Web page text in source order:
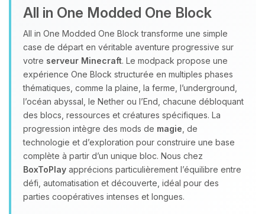
All in One Modded One Block
All in One Modded One Block transforme une simple
case de départ en véritable aventure progressive sur
votre serveur Minecraft. Le modpack propose une
expérience One Block structurée en multiples phases
thématiques, comme la plaine, la ferme, l’underground,
l’océan abyssal, le Nether ou l’End, chacune débloquant
des blocs, ressources et créatures spécifiques. La
progression intègre des mods de magie , de
technologie et d’exploration pour construire une base
complète à partir d’un unique bloc. Nous chez
BoxToPlay apprécions particulièrement l’équilibre entre
défi, automatisation et découverte, idéal pour des
parties coopératives intenses et longues.
07/08/2026 à 20:09